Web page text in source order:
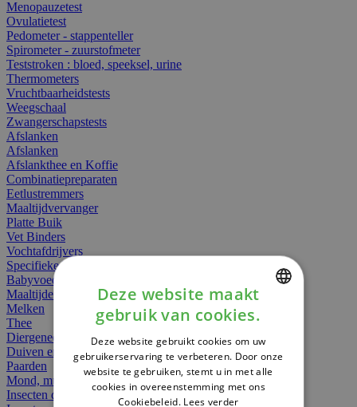
Menopauzetest
Ovulatietest
Pedometer - stappenteller
Spirometer - zuurstofmeter
Teststroken : bloed, speeksel, urine
Thermometers
Vruchtbaarheidstests
Weegschaal
Zwangerschapstests
Afslanken
Afslanken
Afslankthee en Koffie
Combinatiepreparaten
Eetlustremmers
Maaltijdvervanger
Platte Buik
Vet Binders
Vochtafdrijvers
Specifieke Voeding
Babyvoeding
Maaltijden
Melken
Thee
Diergeneesmiddelen
Duiven en vogels
Paarden
Mond, muil of snavel
Insecten dieren
DUTCH
FRENCH
ENGLISH
Deze website maakt
gebruik van cookies.
Deze website gebruikt cookies om uw
gebruikerservaring te verbeteren. Door onze
website te gebruiken, stemt u in met alle
cookies in overeenstemming met ons
Cookiebeleid. Lees verder